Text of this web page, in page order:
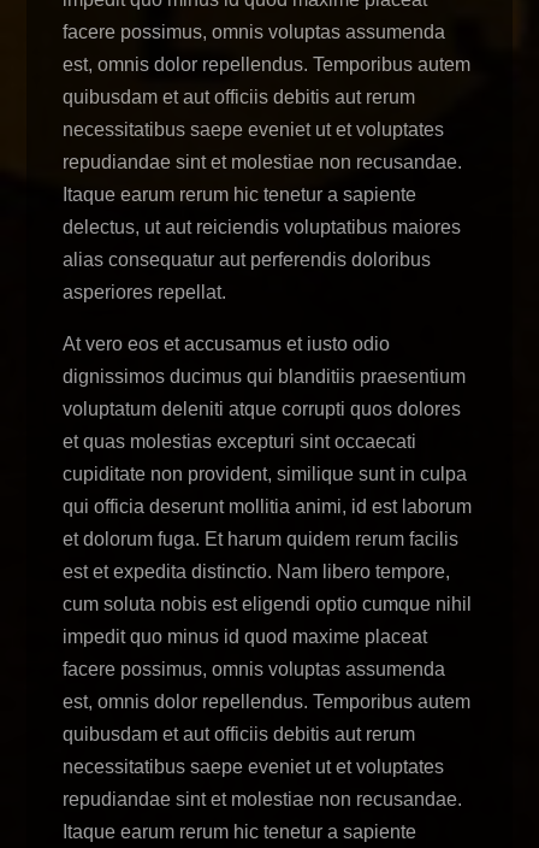
facere possimus, omnis voluptas assumenda
est, omnis dolor repellendus. Temporibus autem
quibusdam et aut officiis debitis aut rerum
necessitatibus saepe eveniet ut et voluptates
repudiandae sint et molestiae non recusandae.
Itaque earum rerum hic tenetur a sapiente
delectus, ut aut reiciendis voluptatibus maiores
alias consequatur aut perferendis doloribus
asperiores repellat.
At vero eos et accusamus et iusto odio
dignissimos ducimus qui blanditiis praesentium
voluptatum deleniti atque corrupti quos dolores
et quas molestias excepturi sint occaecati
cupiditate non provident, similique sunt in culpa
qui officia deserunt mollitia animi, id est laborum
et dolorum fuga. Et harum quidem rerum facilis
est et expedita distinctio. Nam libero tempore,
cum soluta nobis est eligendi optio cumque nihil
impedit quo minus id quod maxime placeat
facere possimus, omnis voluptas assumenda
est, omnis dolor repellendus. Temporibus autem
quibusdam et aut officiis debitis aut rerum
necessitatibus saepe eveniet ut et voluptates
repudiandae sint et molestiae non recusandae.
Itaque earum rerum hic tenetur a sapiente